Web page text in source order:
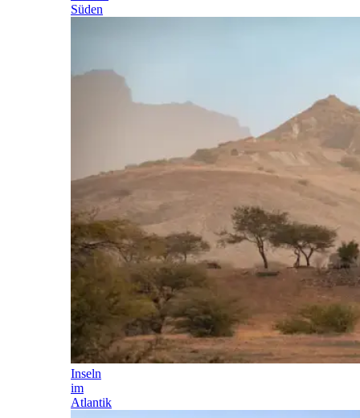
Süden
Inseln
im
Atlantik